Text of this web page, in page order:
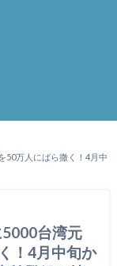
50万人にばら撒く！4月中
台湾元
！4月中旬か